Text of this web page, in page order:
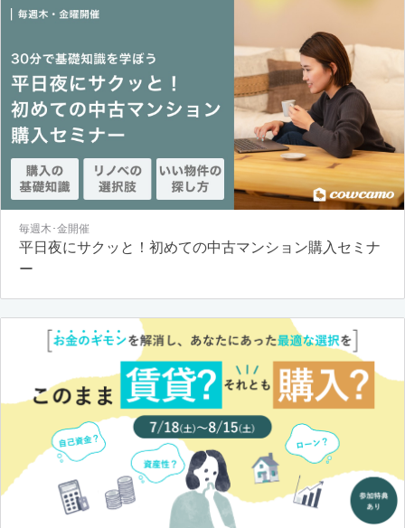
毎週木･金開催
平日夜にサクッと！初めての中古マンション購入セミナ
ー